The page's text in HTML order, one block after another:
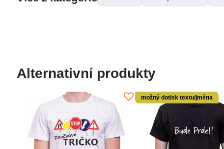
Alternativní produkty
možný dotisk textu/jména